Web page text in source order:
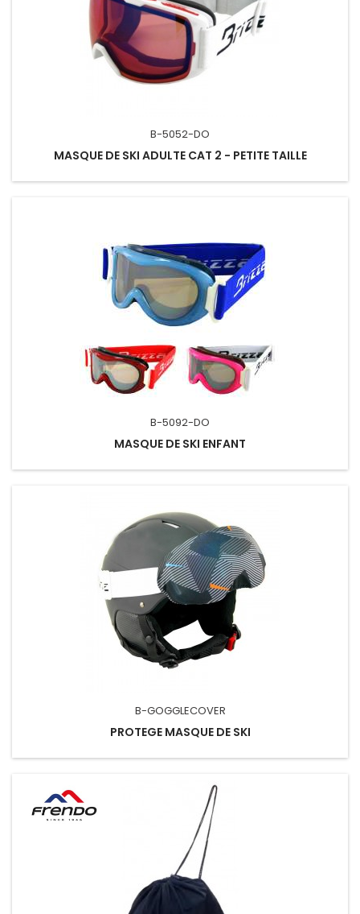
B-5052-DO
MASQUE DE SKI ADULTE CAT 2 - PETITE TAILLE
B-5092-DO
MASQUE DE SKI ENFANT
B-GOGGLECOVER
PROTEGE MASQUE DE SKI